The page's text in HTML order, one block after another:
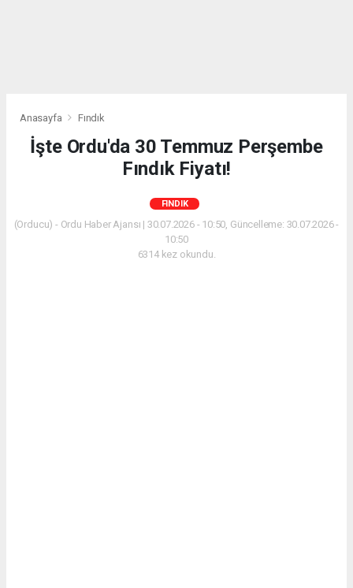
Anasayfa Fındık
İşte Ordu'da 30 Temmuz Perşembe
Fındık Fiyatı!
FINDIK
(Orducu) - Ordu Haber Ajansı | 30.07.2026 - 10:50, Güncelleme: 30.07.2026 -
10:50
6314 kez okundu.